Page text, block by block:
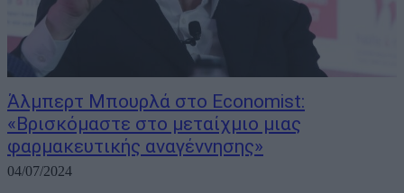
Άλμπερτ Μπουρλά στο Economist:
«Βρισκόμαστε στο μεταίχμιο μιας
φαρμακευτικής αναγέννησης»
04/07/2024